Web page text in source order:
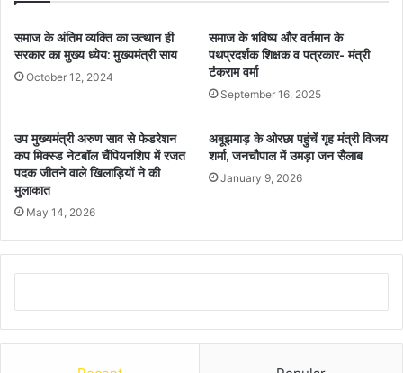
समाज के अंतिम व्यक्ति का उत्थान ही
सरकार का मुख्य ध्येय: मुख्यमंत्री साय
October 12, 2024
समाज के भविष्य और वर्तमान के
पथप्रदर्शक शिक्षक व पत्रकार- मंत्री
टंकराम वर्मा
September 16, 2025
उप मुख्यमंत्री अरुण साव से फेडरेशन
कप मिक्स्ड नेटबॉल चैंपियनशिप में रजत
पदक जीतने वाले खिलाड़ियों ने की
मुलाकात
May 14, 2026
अबूझमाड़ के ओरछा पहुंचें गृह मंत्री विजय
शर्मा, जनचौपाल में उमड़ा जन सैलाब
January 9, 2026